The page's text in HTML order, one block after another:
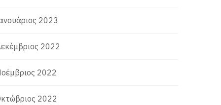
2023
2022
2022
2022